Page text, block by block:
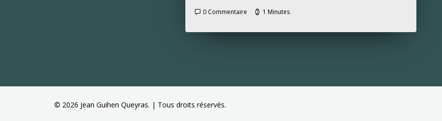
0 Commentaire 1 Minutes
© 2026 Jean Guihen Queyras. | Tous droits réservés.